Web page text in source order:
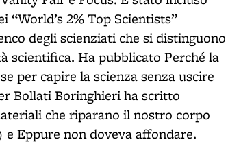
“World’s 2% Top Scientists”
degli scienziati che si distinguono
scientifica. Ha pubblicato Perché la
per capire la scienza senza uscire
Bollati Boringhieri ha scritto
che riparano il nostro corpo
Eppure non doveva affondare.